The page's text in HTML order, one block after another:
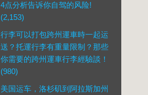
4点分析告诉你自驾的风险!
(2,153)
行李可以打包跨州運車時一起运
送？托運行李有重量限制？那些
你需要的跨州運車行李經驗談！
(980)
美国运车，洛杉矶到阿拉斯加州